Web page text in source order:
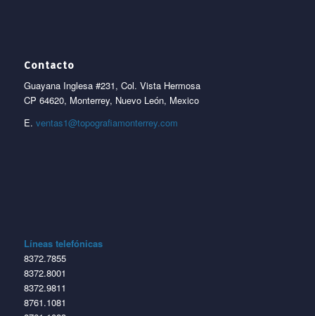
Contacto
Guayana Inglesa #231, Col. Vista Hermosa
CP 64620, Monterrey, Nuevo León, Mexico
E. ventas1@topografiamonterrey.com
Líneas telefónicas
8372.7855
8372.8001
8372.9811
8761.1081